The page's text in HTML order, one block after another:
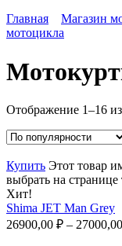
Главная
Магазин
мотоцикла
Отображение 1–16
Купить Этот товар
выбрать на странице
Хит!
Shima JET Man Grey
26900,00 ₽ – 27000,00